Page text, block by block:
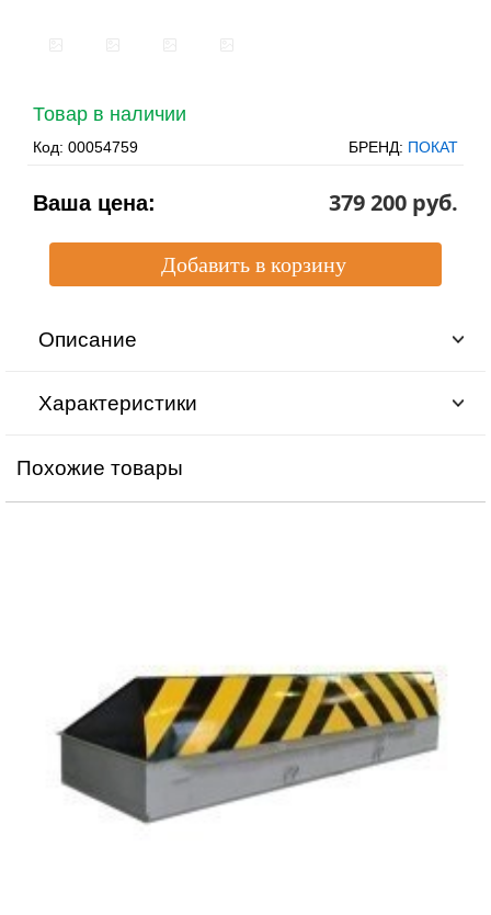
Товар в наличии
Код: 00054759 БРЕНД: ПОКАТ
Ваша цена: 379 200 pуб.
Описание
Характеристики
Похожие товары